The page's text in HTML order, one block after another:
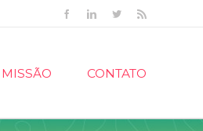
FacebookLinkedinTwitter
MISSÃO CONTATO